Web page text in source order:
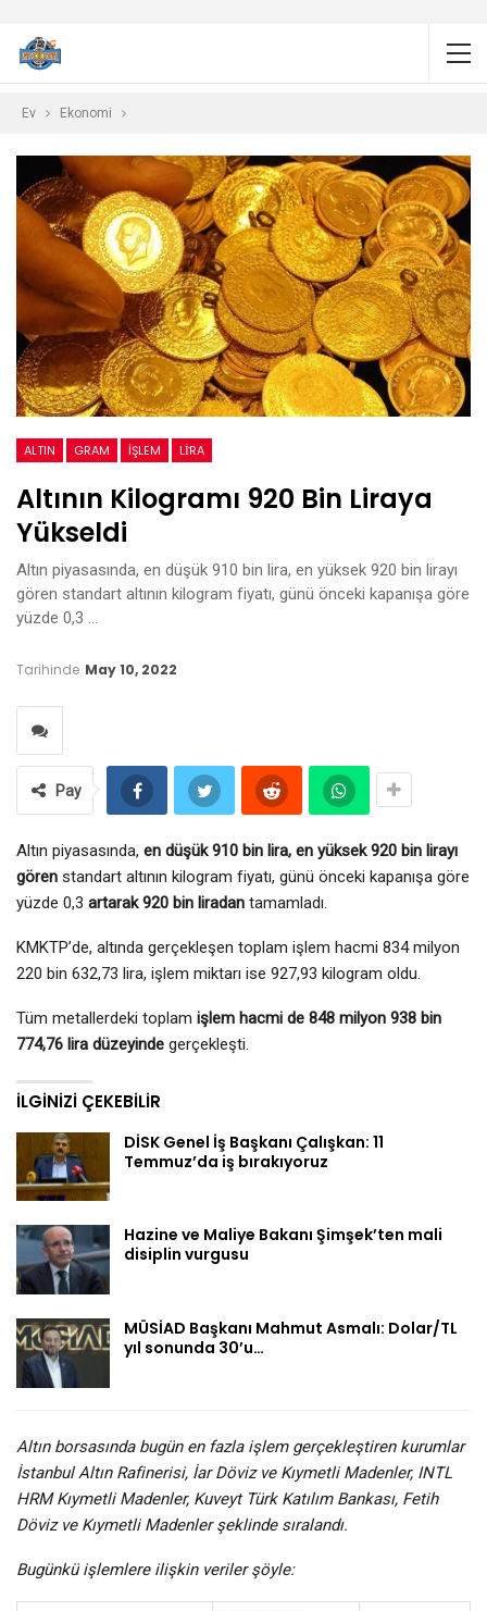
Ev Ekonomi
ALTIN GRAM İŞLEM LİRA
Altının Kilogramı 920 Bin Liraya
Yükseldi
Altın piyasasında, en düşük 910 bin lira, en yüksek 920 bin lirayı
gören standart altının kilogram fiyatı, günü önceki kapanışa göre
yüzde 0,3 …
Tarihinde May 10, 2022
Pay
Altın piyasasında, en düşük 910 bin lira, en yüksek 920 bin lirayı
gören standart altının kilogram fiyatı, günü önceki kapanışa göre
yüzde 0,3 artarak 920 bin liradan tamamladı.
KMKTP’de, altında gerçekleşen toplam işlem hacmi 834 milyon
220 bin 632,73 lira, işlem miktarı ise 927,93 kilogram oldu.
Tüm metallerdeki toplam işlem hacmi de 848 milyon 938 bin
774,76 lira düzeyinde gerçekleşti.
İLGINIZI ÇEKEBILIR
DİSK Genel İş Başkanı Çalışkan: 11
Temmuz’da iş bırakıyoruz
Hazine ve Maliye Bakanı Şimşek’ten mali
disiplin vurgusu
MÜSİAD Başkanı Mahmut Asmalı: Dolar/TL
yıl sonunda 30’u…
Altın borsasında bugün en fazla işlem gerçekleştiren kurumlar
İstanbul Altın Rafinerisi, İar Döviz ve Kıymetli Madenler, INTL
HRM Kıymetli Madenler, Kuveyt Türk Katılım Bankası, Fetih
Döviz ve Kıymetli Madenler şeklinde sıralandı.
Bugünkü işlemlere ilişkin veriler şöyle: